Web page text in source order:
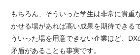
もちろん、そういった学生は非常に貴重
かせる場があれば高い成果を期待できる
ういった場を用意できない企業ほど、DX
矛盾があることも事実です。